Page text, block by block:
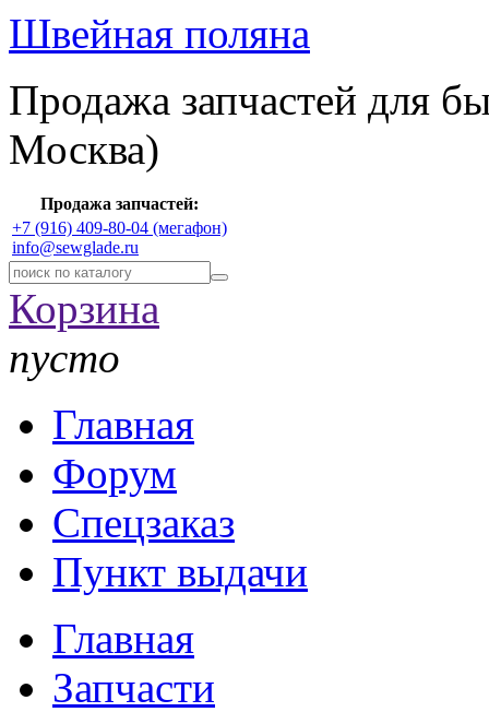
Швейная поляна
Продажа запчастей для
Москва)
Продажа запчастей:
+7 (916) 409-80-04 (мегафон)
info@sewglade.ru
Корзина
пусто
Главная
Форум
Спецзаказ
Пункт выдачи
Главная
Запчасти